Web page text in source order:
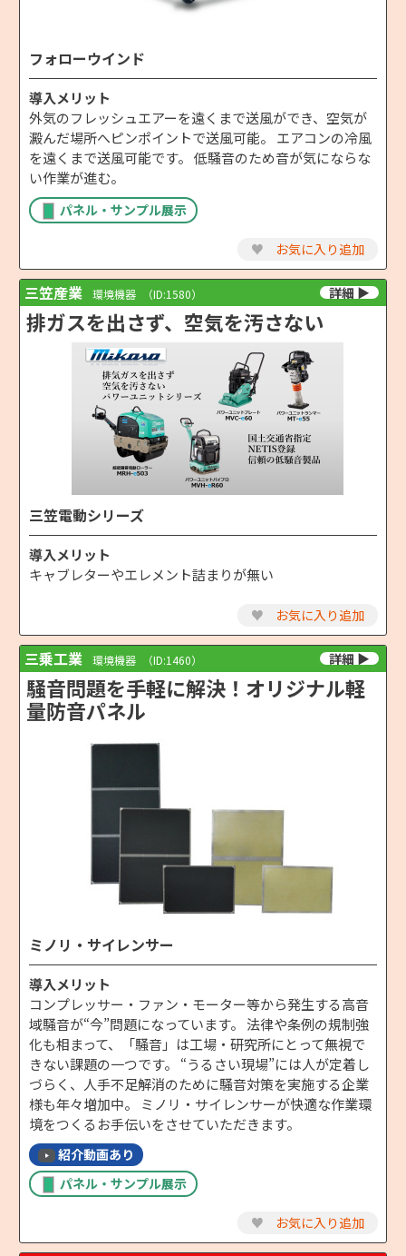
フォローウインド
導入メリット
外気のフレッシュエアーを遠くまで送風ができ、空気が
澱んだ場所へピンポイントで送風可能。 エアコンの冷風
を遠くまで送風可能です。 低騒音のため音が気にならな
い作業が進む。
パネル・サンプル展示
♥ お気に入り追加
三笠産業 環境機器 （ID:1580）
排ガスを出さず、空気を汚さない
三笠電動シリーズ
導入メリット
キャブレターやエレメント詰まりが無い
♥ お気に入り追加
三乗工業 環境機器 （ID:1460）
騒音問題を手軽に解決！オリジナル軽
量防音パネル
ミノリ・サイレンサー
導入メリット
コンプレッサー・ファン・モーター等から発生する高音
域騒音が“今”問題になっています。 法律や条例の規制強
化も相まって、「騒音」は工場・研究所にとって無視で
きない課題の一つです。 “うるさい現場”には人が定着し
づらく、人手不足解消のために騒音対策を実施する企業
様も年々増加中。 ミノリ・サイレンサーが快適な作業環
境をつくるお手伝いをさせていただきます。
紹介動画あり
パネル・サンプル展示
♥ お気に入り追加